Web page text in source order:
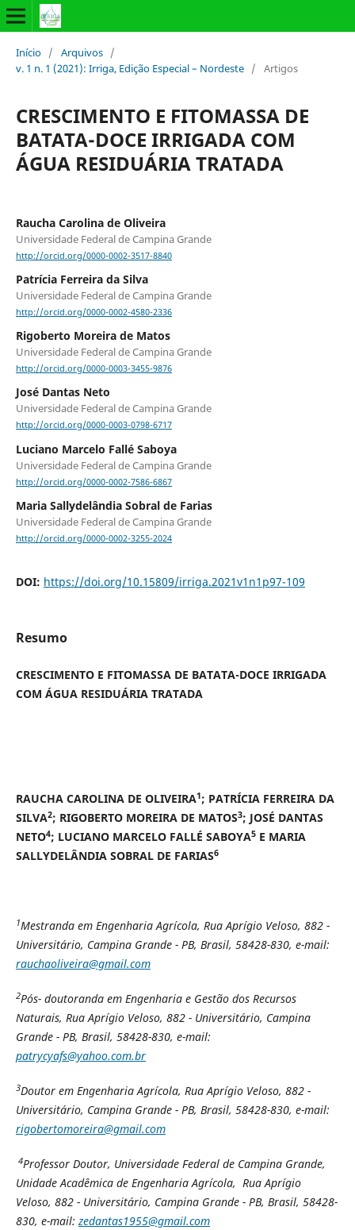
Início / Arquivos /
v. 1 n. 1 (2021): Irriga, Edição Especial – Nordeste / Artigos
CRESCIMENTO E FITOMASSA DE
BATATA-DOCE IRRIGADA COM
ÁGUA RESIDUÁRIA TRATADA
Raucha Carolina de Oliveira
Universidade Federal de Campina Grande
http://orcid.org/0000-0002-3517-8840
Patrícia Ferreira da Silva
Universidade Federal de Campina Grande
http://orcid.org/0000-0002-4580-2336
Rigoberto Moreira de Matos
Universidade Federal de Campina Grande
http://orcid.org/0000-0003-3455-9876
José Dantas Neto
Universidade Federal de Campina Grande
http://orcid.org/0000-0003-0798-6717
Luciano Marcelo Fallé Saboya
Universidade Federal de Campina Grande
http://orcid.org/0000-0002-7586-6867
Maria Sallydelândia Sobral de Farias
Universidade Federal de Campina Grande
http://orcid.org/0000-0002-3255-2024
DOI: https://doi.org/10.15809/irriga.2021v1n1p97-109
Resumo
CRESCIMENTO E FITOMASSA DE BATATA-DOCE IRRIGADA
COM ÁGUA RESIDUÁRIA TRATADA
RAUCHA CAROLINA DE OLIVEIRA1; PATRÍCIA FERREIRA DA
SILVA2; RIGOBERTO MOREIRA DE MATOS3; JOSÉ DANTAS
NETO4; LUCIANO MARCELO FALLÉ SABOYA5E MARIA
SALLYDELÂNDIA SOBRAL DE FARIAS6
1Mestranda em Engenharia Agrícola, Rua Aprígio Veloso, 882 -
Universitário, Campina Grande - PB, Brasil, 58428-830, e-mail:
rauchaoliveira@gmail.com
2Pós- doutoranda em Engenharia e Gestão dos Recursos
Naturais, Rua Aprígio Veloso, 882 - Universitário, Campina
Grande - PB, Brasil, 58428-830, e-mail:
patrycyafs@yahoo.com.br
3Doutor em Engenharia Agrícola, Rua Aprígio Veloso, 882 -
Universitário, Campina Grande - PB, Brasil, 58428-830, e-mail:
rigobertomoreira@gmail.com
4Professor Doutor, Universidade Federal de Campina Grande,
Unidade Acadêmica de Engenharia Agrícola, Rua Aprígio
Veloso, 882 - Universitário, Campina Grande - PB, Brasil, 58428-
830, e-mail:zedantas1955@gmail.com